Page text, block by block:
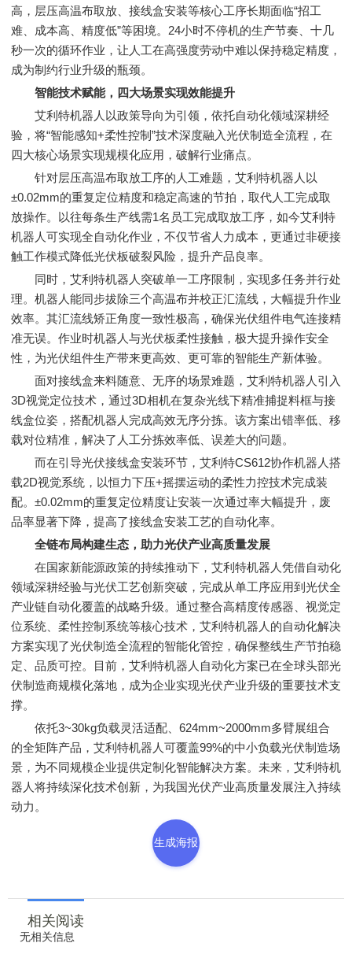
高，层压高温布取放、接线盒安装等核心工序长期面临“招工
难、成本高、精度低”等困境。24小时不停机的生产节奏、十几
秒一次的循环作业，让人工在高强度劳动中难以保持稳定精度，
成为制约行业升级的瓶颈。
智能技术赋能，四大场景实现效能提升
艾利特机器人以政策导向为引领，依托自动化领域深耕经
验，将“智能感知+柔性控制”技术深度融入光伏制造全流程，在
四大核心场景实现规模化应用，破解行业痛点。
针对层压高温布取放工序的人工难题，艾利特机器人以
±0.02mm的重复定位精度和稳定高速的节拍，取代人工完成取
放操作。以往每条生产线需1名员工完成取放工序，如今艾利特
机器人可实现全自动化作业，不仅节省人力成本，更通过非硬接
触工作模式降低光伏板破裂风险，提升产品良率。
同时，艾利特机器人突破单一工序限制，实现多任务并行处
理。机器人能同步拔除三个高温布并校正汇流线，大幅提升作业
效率。其汇流线矫正角度一致性极高，确保光伏组件电气连接精
准无误。作业时机器人与光伏板柔性接触，极大提升操作安全
性，为光伏组件生产带来更高效、更可靠的智能生产新体验。
面对接线盒来料随意、无序的场景难题，艾利特机器人引入
3D视觉定位技术，通过3D相机在复杂光线下精准捕捉料框与接
线盒位姿，搭配机器人完成高效无序分拣。该方案出错率低、移
载对位精准，解决了人工分拣效率低、误差大的问题。
而在引导光伏接线盒安装环节，艾利特CS612协作机器人搭
载2D视觉系统，以恒力下压+摇摆运动的柔性力控技术完成装
配。±0.02mm的重复定位精度让安装一次通过率大幅提升，废
品率显著下降，提高了接线盒安装工艺的自动化率。
全链布局构建生态，助力光伏产业高质量发展
在国家新能源政策的持续推动下，艾利特机器人凭借自动化
领域深耕经验与光伏工艺创新突破，完成从单工序应用到光伏全
产业链自动化覆盖的战略升级。通过整合高精度传感器、视觉定
位系统、柔性控制系统等核心技术，艾利特机器人的自动化解决
方案实现了光伏制造全流程的智能化管控，确保整线生产节拍稳
定、品质可控。目前，艾利特机器人自动化方案已在全球头部光
伏制造商规模化落地，成为企业实现光伏产业升级的重要技术支
撑。
依托3~30kg负载灵活适配、624mm~2000mm多臂展组合
的全矩阵产品，艾利特机器人可覆盖99%的中小负载光伏制造场
景，为不同规模企业提供定制化智能解决方案。未来，艾利特机
器人将持续深化技术创新，为我国光伏产业高质量发展注入持续
动力。
生成海报
相关阅读
无相关信息